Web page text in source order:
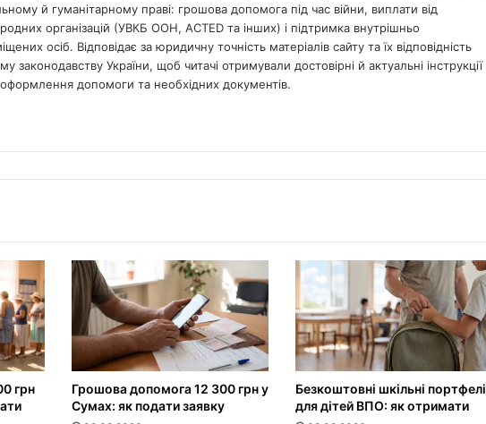
й гуманітарному праві: грошова допомога під час війни, виплати від
організацій (УВКБ ООН, ACTED та інших) і підтримка внутрішньо
осіб. Відповідає за юридичну точність матеріалів сайту та їх відповідність
законодавству України, щоб читачі отримували достовірні й актуальні інструкції
допомоги та необхідних документів.
грн
Грошова допомога 12 300 грн у
Сумах: як подати заявку
Безкоштовні шкільні портфелі
для дітей ВПО: як отримати